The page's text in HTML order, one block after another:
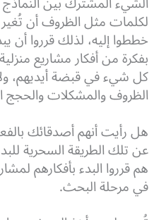
لكلمات مثل الظروف أن
خططوا إليه، لذلك قرروا أن
بفكرة من أفكار مشاريع
كل شيء في قبضة أيديهم،
الظروف والمشكلات والحجج
هل رأيت أنهم أصدقائك
عن تلك الطريقة السحرية
هم قرروا البدء بأفكارهم
في مرحلة البحث.